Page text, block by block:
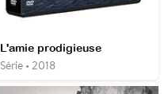
L'amie prodigieuse
Série • 2018